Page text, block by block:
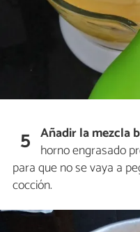
5 Añadir la mezcla
horno engrasado
para que no se vaya a
cocción.